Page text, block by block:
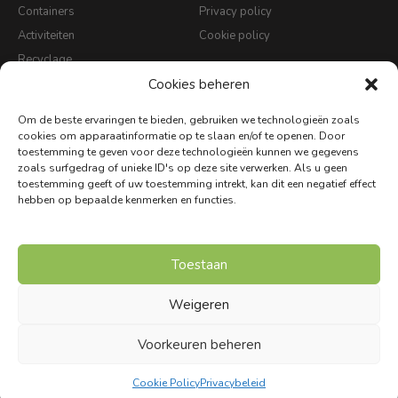
Cookies beheren
Om de beste ervaringen te bieden, gebruiken we technologieën zoals
cookies om apparaatinformatie op te slaan en/of te openen. Door
toestemming te geven voor deze technologieën kunnen we gegevens
zoals surfgedrag of unieke ID's op deze site verwerken. Als u geen
toestemming geeft of uw toestemming intrekt, kan dit een negatief effect
hebben op bepaalde kenmerken en functies.
Toestaan
Weigeren
Voorkeuren beheren
Cookie PolicyPrivacybeleid
Containers
Activiteiten
Recyclage
Privacy policy
Cookie policy
Contact info
Winterbeeklaan 37, 3600 Genk
+32(0)89 30 61 43
Copyright © 2026 Transcoma.